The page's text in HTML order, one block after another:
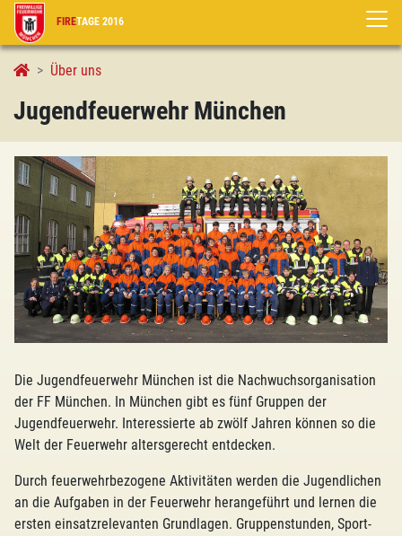
FIRETAGE 2016
Über uns
Jugendfeuerwehr München
Jugendfeuerwehr München
Die Jugendfeuerwehr München ist die Nachwuchsorganisation
der FF München. In München gibt es fünf Gruppen der
Jugendfeuerwehr. Interessierte ab zwölf Jahren können so die
Welt der Feuerwehr altersgerecht entdecken.
Durch feuerwehrbezogene Aktivitäten werden die Jugendlichen
an die Aufgaben in der Feuerwehr herangeführt und lernen die
ersten einsatzrelevanten Grundlagen. Gruppenstunden, Sport-